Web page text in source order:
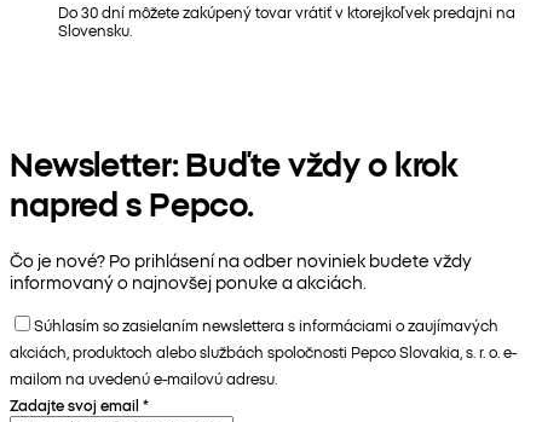
Do 30 dní môžete zakúpený tovar vrátiť v ktorejkoľvek predajni na
Slovensku.
Newsletter: Buďte vždy o krok
napred s Pepco.
Čo je nové? Po prihlásení na odber noviniek budete vždy
informovaný o najnovšej ponuke a akciách.
Súhlasím so zasielaním newslettera s informáciami o zaujímavých
akciách, produktoch alebo službách spoločnosti Pepco Slovakia, s. r. o. e-
mailom na uvedenú e-mailovú adresu.
Zadajte svoj email *